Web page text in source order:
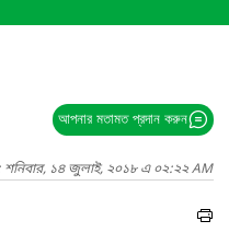
আপনার মতামত প্রদান করুন
শনিবার, ১৪ জুলাই, ২০১৮ এ ০২:২২ AM